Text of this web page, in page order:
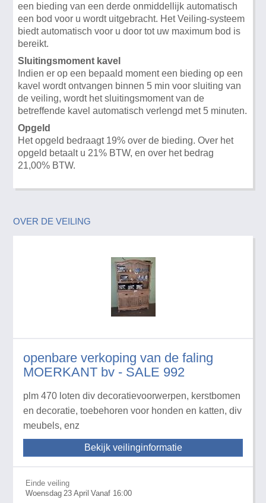
een bieding van een derde onmiddellijk automatisch
een bod voor u wordt uitgebracht. Het Veiling-systeem
biedt automatisch voor u door tot uw maximum bod is
bereikt.
Sluitingsmoment kavel
Indien er op een bepaald moment een bieding op een
kavel wordt ontvangen binnen 5 min voor sluiting van
de veiling, wordt het sluitingsmoment van de
betreffende kavel automatisch verlengd met 5 minuten.
Opgeld
Het opgeld bedraagt 19% over de bieding. Over het
opgeld betaalt u 21% BTW, en over het bedrag
21,00% BTW.
OVER DE VEILING
openbare verkoping van de faling
MOERKANT bv - SALE 992
plm 470 loten div decoratievoorwerpen, kerstbomen
en decoratie, toebehoren voor honden en katten, div
meubels, enz
Bekijk veilinginformatie
Einde veiling
Woensdag 23 April Vanaf 16:00